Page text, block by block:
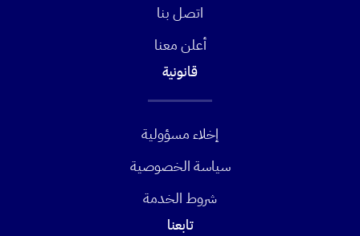
اتصل بنا
أعلن معنا
قانونية
إخلاء مسؤولية
سياسة الخصوصية
شروط الخدمة
تابعنا